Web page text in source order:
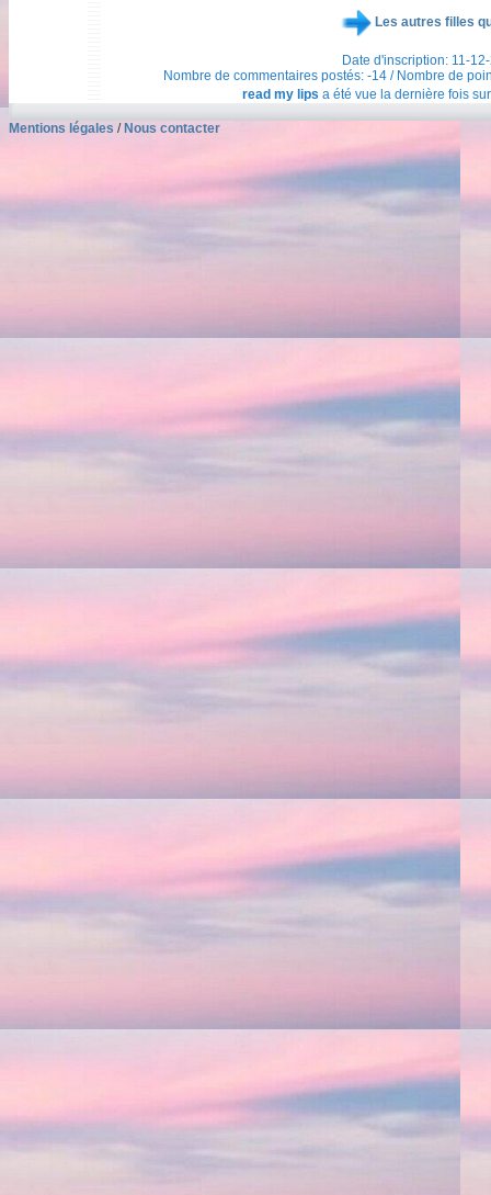
Les autres filles
Date d'inscription: 11-
Nombre de commentaires postés: -14 / Nombre de
read my lips a été vue la dernière fois
Mentions légales / Nous contacter